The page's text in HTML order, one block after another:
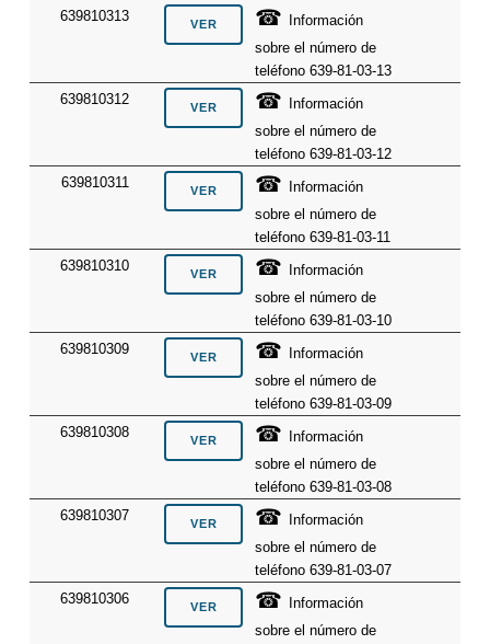
639810313
☎
Información
sobre el número de
teléfono 639-81-03-13
639810312
☎
Información
sobre el número de
teléfono 639-81-03-12
639810311
☎
Información
sobre el número de
teléfono 639-81-03-11
639810310
☎
Información
sobre el número de
teléfono 639-81-03-10
639810309
☎
Información
sobre el número de
teléfono 639-81-03-09
639810308
☎
Información
sobre el número de
teléfono 639-81-03-08
639810307
☎
Información
sobre el número de
teléfono 639-81-03-07
639810306
☎
Información
sobre el número de